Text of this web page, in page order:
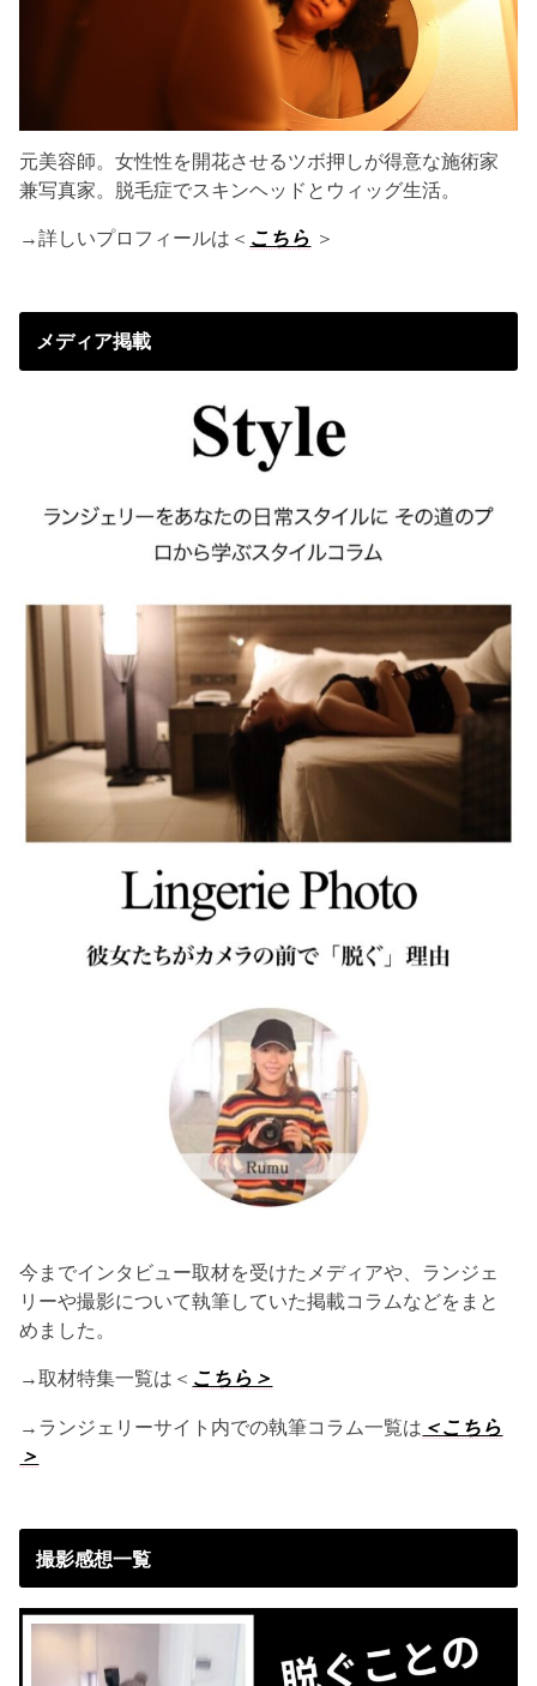
元美容師。女性性を開花させるツボ押しが得意な施術家
兼写真家。脱毛症でスキンヘッドとウィッグ生活。
→詳しいプロフィールは＜ こちら ＞
メディア掲載
今までインタビュー取材を受けたメディアや、ランジェ
リーや撮影について執筆していた掲載コラムなどをまと
めました。
→取材特集一覧は＜ こちら＞
→ランジェリーサイト内での執筆コラム一覧は ＜こちら
＞
撮影感想一覧